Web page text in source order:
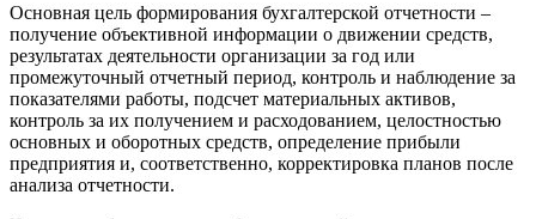
Основная цель формирования бухгалтерской отчетности –
получение объективной информации о движении средств,
результатах деятельности организации за год или
промежуточный отчетный период, контроль и наблюдение за
показателями работы, подсчет материальных активов,
контроль за их получением и расходованием, целостностью
основных и оборотных средств, определение прибыли
предприятия и, соответственно, корректировка планов после
анализа отчетности.